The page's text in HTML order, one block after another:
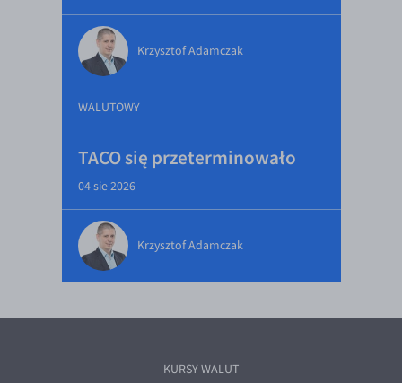
Krzysztof Adamczak
WALUTOWY
TACO się przeterminowało
04 sie 2026
Krzysztof Adamczak
KURSY WALUT